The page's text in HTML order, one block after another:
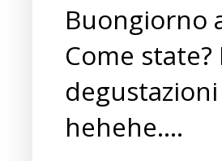
Buongiorno
Come
hehehe....